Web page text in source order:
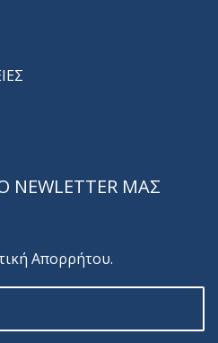
ΜΑΣ
Απορρήτου.